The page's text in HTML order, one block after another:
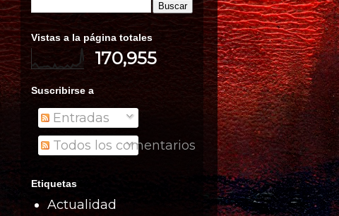
Vistas a la página totales
170,955
Suscribirse a
Entradas
Todos los comentarios
Etiquetas
Actualidad